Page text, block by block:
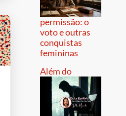
permissão: o
voto e outras
conquistas
femininas
Além do